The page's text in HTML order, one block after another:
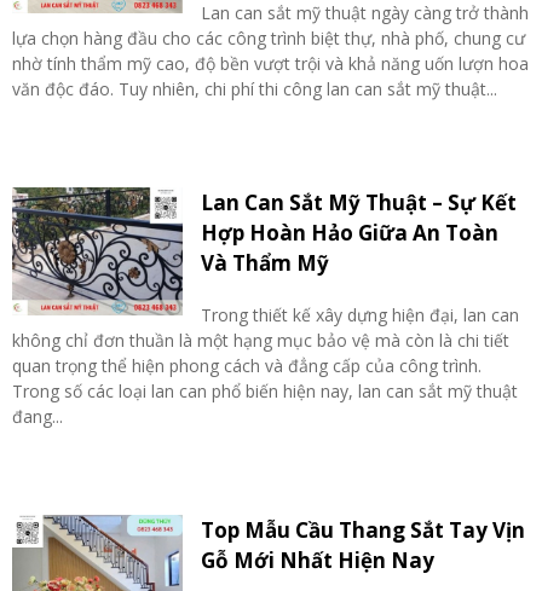
Lan can sắt mỹ thuật ngày càng trở thành
lựa chọn hàng đầu cho các công trình biệt thự, nhà phố, chung cư
nhờ tính thẩm mỹ cao, độ bền vượt trội và khả năng uốn lượn hoa
văn độc đáo. Tuy nhiên, chi phí thi công lan can sắt mỹ thuật...
Lan Can Sắt Mỹ Thuật – Sự Kết
Hợp Hoàn Hảo Giữa An Toàn
Và Thẩm Mỹ
Trong thiết kế xây dựng hiện đại, lan can
không chỉ đơn thuần là một hạng mục bảo vệ mà còn là chi tiết
quan trọng thể hiện phong cách và đẳng cấp của công trình.
Trong số các loại lan can phổ biến hiện nay, lan can sắt mỹ thuật
đang...
Top Mẫu Cầu Thang Sắt Tay Vịn
Gỗ Mới Nhất Hiện Nay